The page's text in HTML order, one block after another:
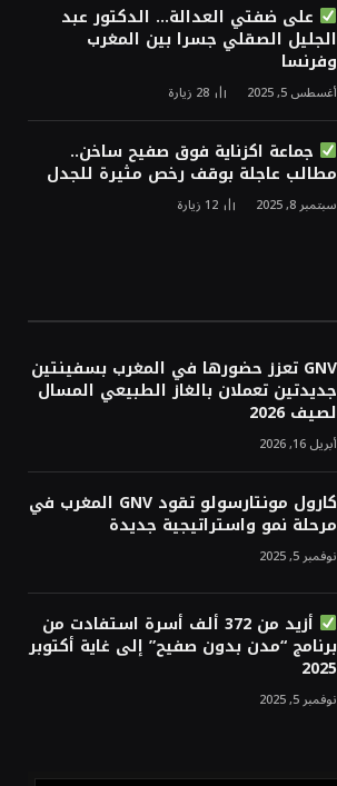
على ضفتي العدالة… الدكتور عبد
الجليل الصقلي جسرا بين المغرب
وفرنسا
أغسطس 5, 2025 28 زيارة
جماعة اكزناية فوق صفيح ساخن..
مطالب عاجلة بوقف رخص مثيرة للجدل
سبتمبر 8, 2025 12 زيارة
GNV تعزز حضورها في المغرب بسفينتين
جديدتين تعملان بالغاز الطبيعي المسال
لصيف 2026
أبريل 16, 2026
كارول مونتارسولو تقود GNV المغرب في
مرحلة نمو واستراتيجية جديدة
نوفمبر 5, 2025
أزيد من 372 ألف أسرة استفادت من
برنامج “مدن بدون صفيح” إلى غاية أكتوبر
2025
نوفمبر 5, 2025